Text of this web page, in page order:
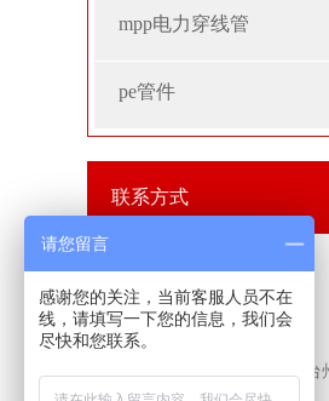
mpp电力穿线管
pe管件
联系方式
手机：13792406075
联系人：宋经理
地址：临沂市兰山区义堂镇台
请您留言
感谢您的关注，当前客服人员不在
线，请填写一下您的信息，我们会
尽快和您联系。